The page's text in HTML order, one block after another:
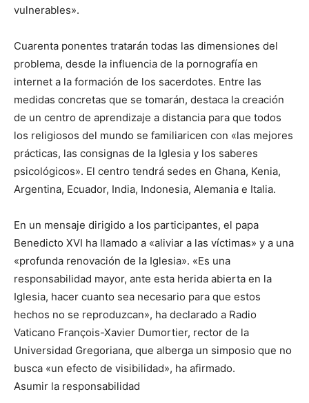
vulnerables».
Cuarenta ponentes tratarán todas las dimensiones del
problema, desde la influencia de la pornografía en
internet a la formación de los sacerdotes. Entre las
medidas concretas que se tomarán, destaca la creación
de un centro de aprendizaje a distancia para que todos
los religiosos del mundo se familiaricen con «las mejores
prácticas, las consignas de la Iglesia y los saberes
psicológicos». El centro tendrá sedes en Ghana, Kenia,
Argentina, Ecuador, India, Indonesia, Alemania e Italia.
En un mensaje dirigido a los participantes, el papa
Benedicto XVI ha llamado a «aliviar a las víctimas» y a una
«profunda renovación de la Iglesia». «Es una
responsabilidad mayor, ante esta herida abierta en la
Iglesia, hacer cuanto sea necesario para que estos
hechos no se reproduzcan», ha declarado a Radio
Vaticano François-Xavier Dumortier, rector de la
Universidad Gregoriana, que alberga un simposio que no
busca «un efecto de visibilidad», ha afirmado.
Asumir la responsabilidad